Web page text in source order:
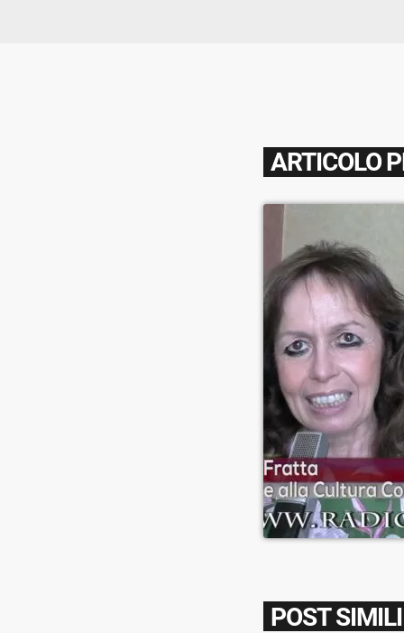
ARTICOLO
POST SIMILI